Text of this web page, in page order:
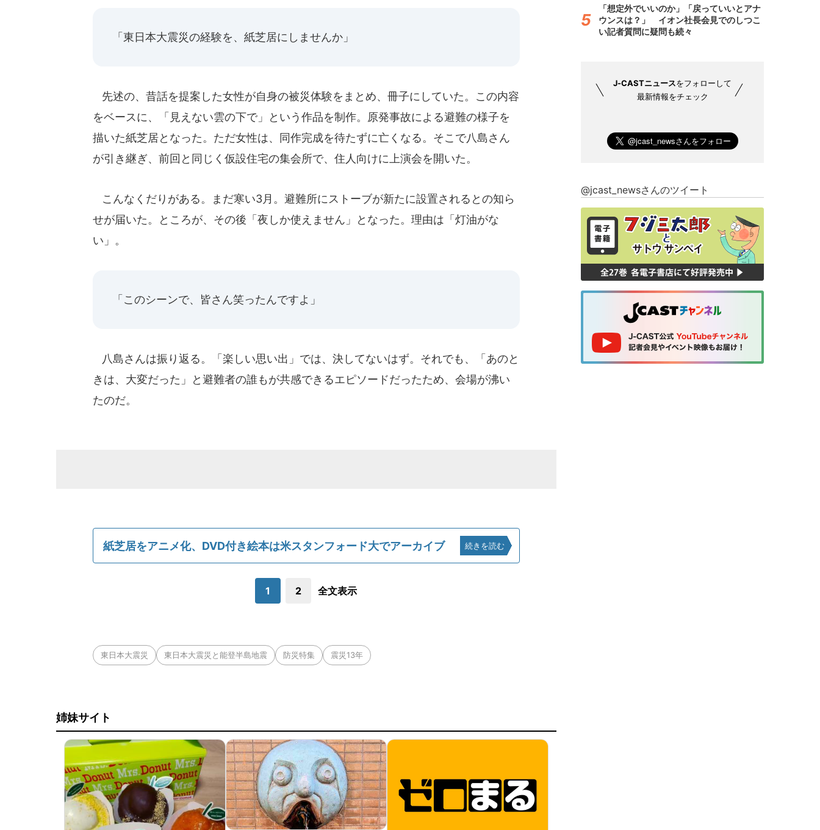
「東日本大震災の経験を、紙芝居にしませんか」
先述の、昔話を提案した女性が自身の被災体験をまとめ、冊子にしていた。この内容
をベースに、「見えない雲の下で」という作品を制作。原発事故による避難の様子を
描いた紙芝居となった。ただ女性は、同作完成を待たずに亡くなる。そこで八島さん
が引き継ぎ、前回と同じく仮設住宅の集会所で、住人向けに上演会を開いた。
こんなくだりがある。まだ寒い3月。避難所にストーブが新たに設置されるとの知ら
せが届いた。ところが、その後「夜しか使えません」となった。理由は「灯油がな
い」。
「このシーンで、皆さん笑ったんですよ」
八島さんは振り返る。「楽しい思い出」では、決してないはず。それでも、「あのと
きは、大変だった」と避難者の誰もが共感できるエピソードだったため、会場が沸い
たのだ。
紙芝居をアニメ化、DVD付き絵本は米スタンフォード大でアーカイブ 続きを読む
1 2 全文表示
東日本大震災 東日本大震災と能登半島地震 防災特集 震災13年
姉妹サイト
「想定外でいいのか」「戻っていいとアナ
ウンスは？」 イオン社長会見でのしつこ
い記者質問に疑問も続々
J-CASTニュースをフォローして
最新情報をチェック
@jcast_newsさんのツイート